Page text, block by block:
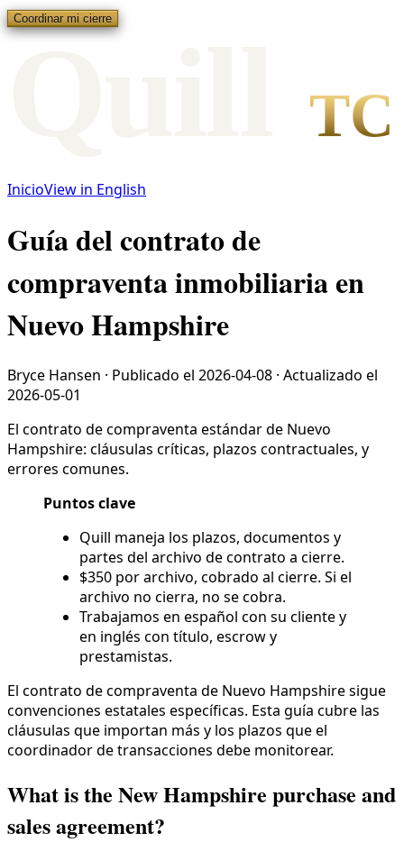
Coordinar mi cierre
TC
InicioView in English
Guía del contrato de
compraventa inmobiliaria en
Nuevo Hampshire
Bryce Hansen · Publicado el 2026-04-08 · Actualizado el
2026-05-01
El contrato de compraventa estándar de Nuevo
Hampshire: cláusulas críticas, plazos contractuales, y
errores comunes.
Puntos clave
Quill maneja los plazos, documentos y
partes del archivo de contrato a cierre.
$350 por archivo, cobrado al cierre. Si el
archivo no cierra, no se cobra.
Trabajamos en español con su cliente y
en inglés con título, escrow y
prestamistas.
El contrato de compraventa de Nuevo Hampshire sigue
convenciones estatales específicas. Esta guía cubre las
cláusulas que importan más y los plazos que el
coordinador de transacciones debe monitorear.
What is the New Hampshire purchase and
sales agreement?